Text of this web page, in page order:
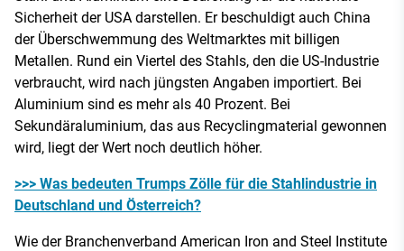
Sicherheit der USA darstellen. Er beschuldigt auch China
der Überschwemmung des Weltmarktes mit billigen
Metallen. Rund ein Viertel des Stahls, den die US-Industrie
verbraucht, wird nach jüngsten Angaben importiert. Bei
Aluminium sind es mehr als 40 Prozent. Bei
Sekundäraluminium, das aus Recyclingmaterial gewonnen
wird, liegt der Wert noch deutlich höher.
>>> Was bedeuten Trumps Zölle für die Stahlindustrie in
Deutschland und Österreich?
Wie der Branchenverband American Iron and Steel Institute